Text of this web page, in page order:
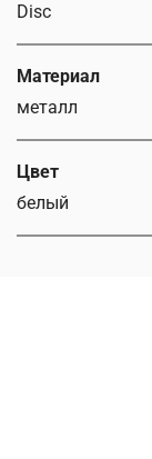
Disc
Материал
металл
Цвет
белый